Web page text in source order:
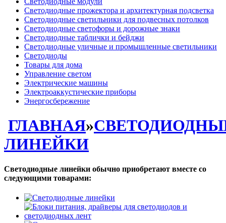
Светодиодные прожектора и архитектурная подсветка
Светодиодные светильники для подвесных потолков
Светодиодные светофоры и дорожные знаки
Светодиодные таблички и бейджи
Светодиодные уличные и промышленные светильники
Светодиоды
Товары для дома
Управление светом
Электрические машины
Электроаккустические приборы
Энергосбережение
ГЛАВНАЯ»
ЛИНЕЙКИ
Светодиодные линейки обычно приобретают вместе со
следующими товарами: